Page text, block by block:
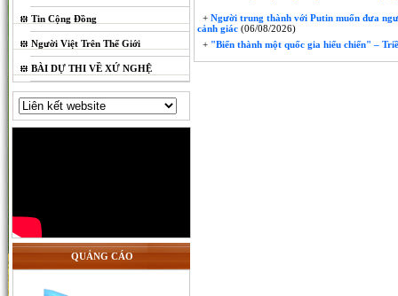
Tin Cộng Đồng
Người Việt Trên Thế Giới
BÀI DỰ THI VỀ XỨ NGHỆ
QUẢNG CÁO
+ Người trung thành với Putin muốn đưa
cảnh giác (06/08/2026)
+ "Biến thành một quốc gia hiếu chiến" –